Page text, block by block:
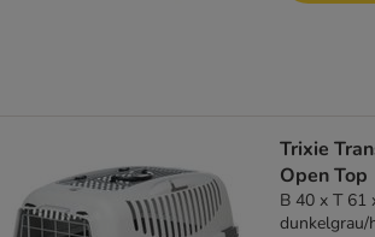
Trixie
Open Top
B 40 x T 61
dunkelgrau/